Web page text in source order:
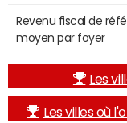
Revenu fiscal de
moyen par foyer
Les
Les villes où